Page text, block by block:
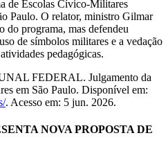
de Escolas Cívico-Militares
Paulo. O relator, ministro Gilmar
do programa, mas defendeu
de símbolos militares e a vedação
pedagógicas.
FEDERAL. Julgamento da
em São Paulo. Disponível em:
. Acesso em: 5 jun. 2026.
NOVA PROPOSTA DE